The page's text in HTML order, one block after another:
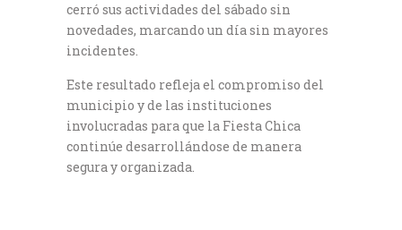
cerró sus actividades del sábado sin
novedades, marcando un día sin mayores
incidentes.
Este resultado refleja el compromiso del
municipio y de las instituciones
involucradas para que la Fiesta Chica
continúe desarrollándose de manera
segura y organizada.